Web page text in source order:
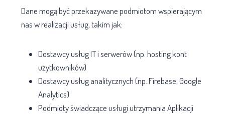
Dane mogą być przekazywane podmiotom wspierającym
nas w realizacji usług, takim jak:
Dostawcy usług IT i serwerów (np. hosting kont
użytkowników)
Dostawcy usług analitycznych (np. Firebase, Google
Analytics)
Podmioty świadczące usługi utrzymania Aplikacji